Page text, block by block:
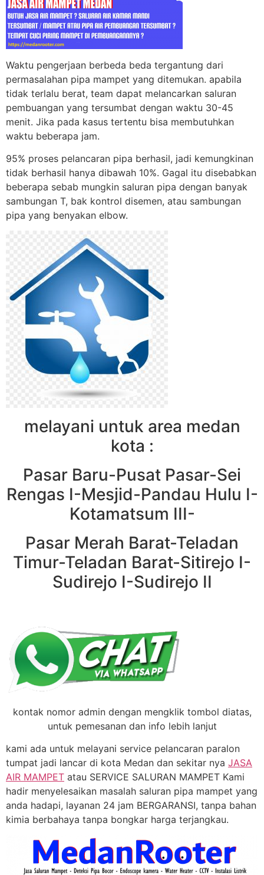
Waktu pengerjaan berbeda beda tergantung dari
permasalahan pipa mampet yang ditemukan. apabila
tidak terlalu berat, team dapat melancarkan saluran
pembuangan yang tersumbat dengan waktu 30-45
menit. Jika pada kasus tertentu bisa membutuhkan
waktu beberapa jam.
95% proses pelancaran pipa berhasil, jadi kemungkinan
tidak berhasil hanya dibawah 10%. Gagal itu disebabkan
beberapa sebab mungkin saluran pipa dengan banyak
sambungan T, bak kontrol disemen, atau sambungan
pipa yang benyakan elbow.
melayani untuk area medan
kota :
Pasar Baru-Pusat Pasar-Sei
Rengas I-Mesjid-Pandau Hulu I-
Kotamatsum III-
Pasar Merah Barat-Teladan
Timur-Teladan Barat-Sitirejo I-
Sudirejo I-Sudirejo II
kontak nomor admin dengan mengklik tombol diatas,
untuk pemesanan dan info lebih lanjut
kami ada untuk melayani service pelancaran paralon
tumpat jadi lancar di kota Medan dan sekitar nya JASA
AIR MAMPET atau SERVICE SALURAN MAMPET Kami
hadir menyelesaikan masalah saluran pipa mampet yang
anda hadapi, layanan 24 jam BERGARANSI, tanpa bahan
kimia berbahaya tanpa bongkar harga terjangkau.